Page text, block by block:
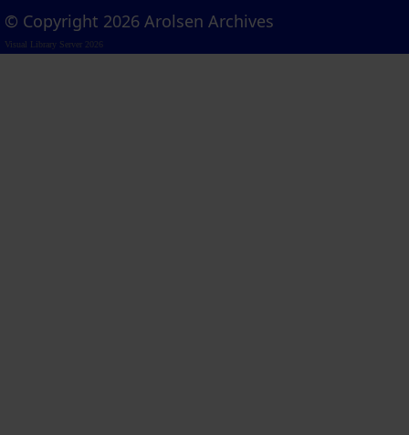
© Copyright 2026 Arolsen Archives
Visual Library Server 2026